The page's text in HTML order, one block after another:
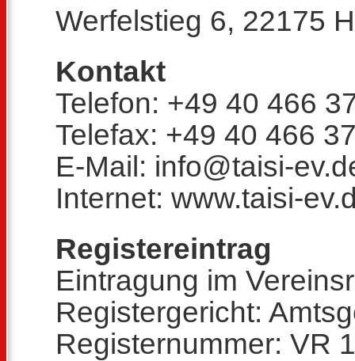
Werfelstieg 6, 22175
Kontakt
Telefon: +49 40 466
Telefax: +49 40 466
E-Mail: info@taisi-
Internet: www.taisi-
Registereintrag
Eintragung im
Registergericht:
Registernummer: VR